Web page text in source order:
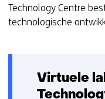
Technology Centre
technologische
Virtuele